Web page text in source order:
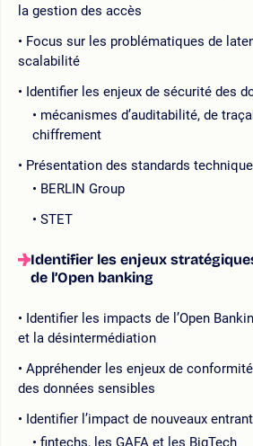
la gestion des accès
Focus sur les problématiques de
scalabilité
Identifier les enjeux de sécurité des
mécanismes d’auditabilité, de
chiffrement
Présentation des standards
BERLIN Group
STET
Identifier les enjeux
de l’Open banking
Identifier les impacts de l’Open
et la désintermédiation
Appréhender les enjeux de
des données sensibles
Identifier l’impact de nouveaux
fintechs, les GAFA et les BigTech